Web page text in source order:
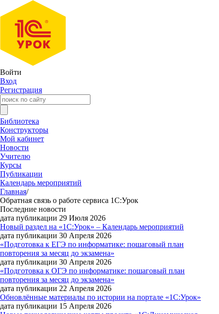
Войти
Вход
Регистрация
Библиотека
Конструкторы
Мой кабинет
Новости
Учителю
Курсы
Публикации
Календарь мероприятий
Главная/
Обратная связь о работе сервиса 1С:Урок
Последние новости
дата публикации 29 Июля 2026
Новый раздел на «1С:Урок» – Календарь мероприятий
дата публикации 30 Апреля 2026
«Подготовка к ЕГЭ по информатике: пошаговый план
повторения за месяц до экзамена»
дата публикации 30 Апреля 2026
«Подготовка к ОГЭ по информатике: пошаговый план
повторения за месяц до экзамена»
дата публикации 22 Апреля 2026
Обновлённые материалы по истории на портале «1С:Урок»
дата публикации 15 Апреля 2026